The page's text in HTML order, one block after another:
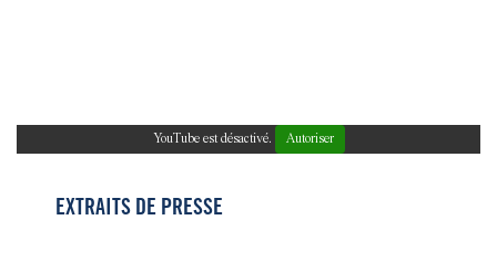
YouTube est désactivé. Autoriser
EXTRAITS DE PRESSE